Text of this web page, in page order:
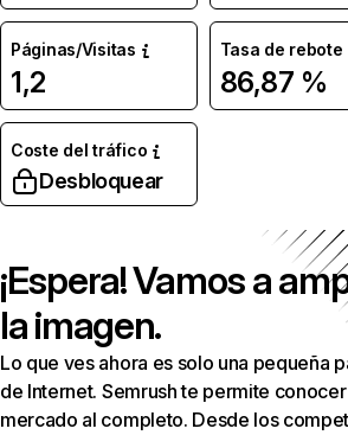
Páginas/Visitas
1,2
Tasa de rebote
86,87 %
Coste del tráfico
Desbloquear
¡Espera! Vamos a
la imagen.
Lo que ves ahora es solo una pequeña
de Internet. Semrush te permite
mercado al completo. Desde los